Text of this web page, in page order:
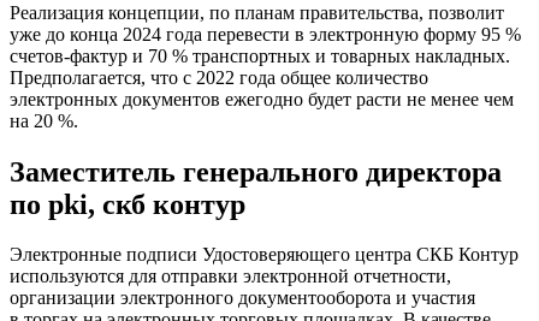
Реализация концепции, по планам правительства, позволит
уже до конца 2024 года перевести в электронную форму 95 %
счетов-фактур и 70 % транспортных и товарных накладных.
Предполагается, что с 2022 года общее количество
электронных документов ежегодно будет расти не менее чем
на 20 %.
Заместитель генерального директора
по pki, скб контур
Электронные подписи Удостоверяющего центра СКБ Контур
используются для отправки электронной отчетности,
организации электронного документооборота и участия